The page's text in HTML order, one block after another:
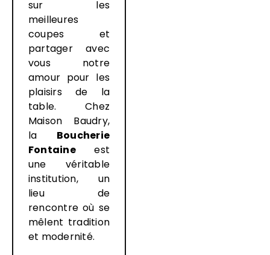
sur les
meilleures
coupes et
partager avec
vous notre
amour pour les
plaisirs de la
table. Chez
Maison Baudry,
la Boucherie
Fontaineest
une véritable
institution, un
lieu de
rencontre où se
mêlent tradition
et modernité.